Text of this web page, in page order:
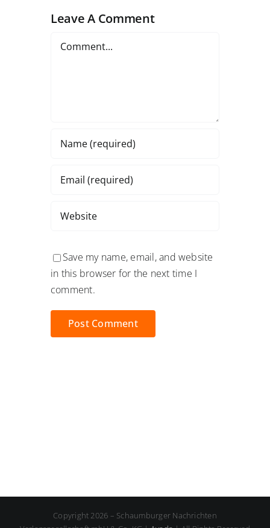
Leave A Comment
Save my name, email, and website
in this browser for the next time I
comment.
Copyright 2026 – Schaumburger Nachrichten